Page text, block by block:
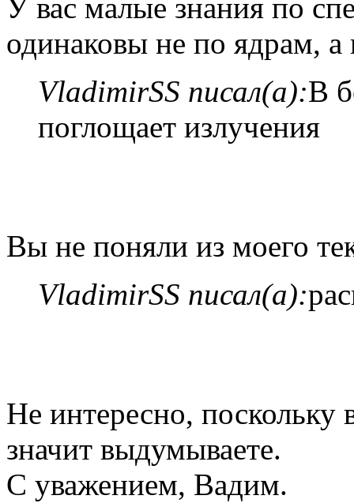
У вас малые знания по
одинаковы не по ядрам, а
VladimirSS писал(а):В
поглощает излучения
Вы не поняли из моего
VladimirSS писал(а):
Не интересно, поскольку
значит выдумываете.
С уважением, Вадим.